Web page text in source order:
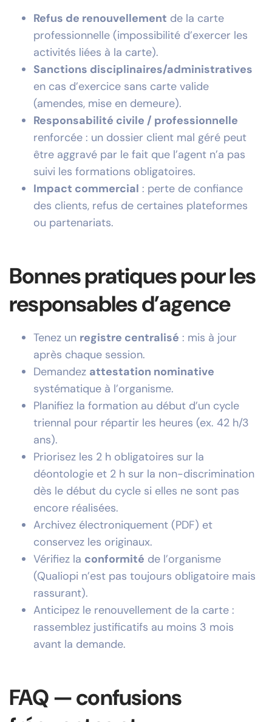
Refus de renouvellement de la carte
professionnelle (impossibilité d’exercer les
activités liées à la carte).
Sanctions disciplinaires/administratives
en cas d’exercice sans carte valide
(amendes, mise en demeure).
Responsabilité civile / professionnelle
renforcée : un dossier client mal géré peut
être aggravé par le fait que l’agent n’a pas
suivi les formations obligatoires.
Impact commercial : perte de confiance
des clients, refus de certaines plateformes
ou partenariats.
Bonnes pratiques pour les
responsables d’agence
Tenez un registre centralisé : mis à jour
après chaque session.
Demandez attestation nominative
systématique à l’organisme.
Planifiez la formation au début d’un cycle
triennal pour répartir les heures (ex. 42 h/3
ans).
Priorisez les 2 h obligatoires sur la
déontologie et 2 h sur la non-discrimination
dès le début du cycle si elles ne sont pas
encore réalisées.
Archivez électroniquement (PDF) et
conservez les originaux.
Vérifiez la conformité de l’organisme
(Qualiopi n’est pas toujours obligatoire mais
rassurant).
Anticipez le renouvellement de la carte :
rassemblez justificatifs au moins 3 mois
avant la demande.
FAQ — confusions